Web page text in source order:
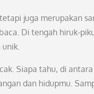
juga merupakan
Di tengah hiruk-
unik.
Siapa tahu, di
dan hidupmu.